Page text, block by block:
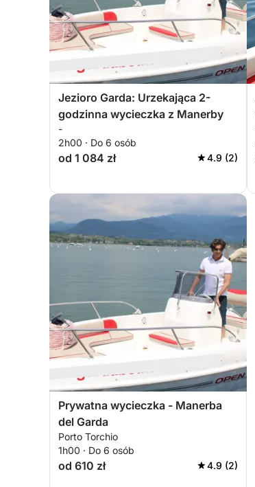
Jezioro Garda: Urzekająca 2-
godzinna wycieczka z Manerby
-
2h00 · Do 6 osób
od 1 084 zł 4.9 (2)
Prywatna wycieczka - Manerba
del Garda
Porto Torchio
1h00 · Do 6 osób
od 610 zł 4.9 (2)